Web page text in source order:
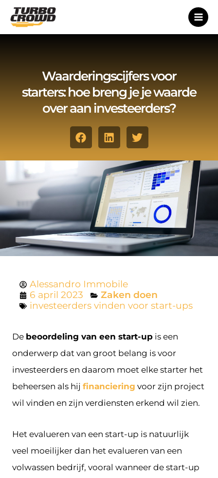
naar
Waarderingscijfers voor
starters: hoe breng je je waarde
over aan investeerders?
Alessandro Immobile
6 april 2023
Zaken doen
investeerders vinden voor start-ups
De beoordeling van een start-up is een
onderwerp dat van groot belang is voor
investeerders en daarom moet elke starter het
beheersen als hij financiering voor zijn project
wil vinden en zijn verdiensten erkend wil zien.
Het evalueren van een start-up is natuurlijk
veel moeilijker dan het evalueren van een
volwassen bedrijf, vooral wanneer de start-up